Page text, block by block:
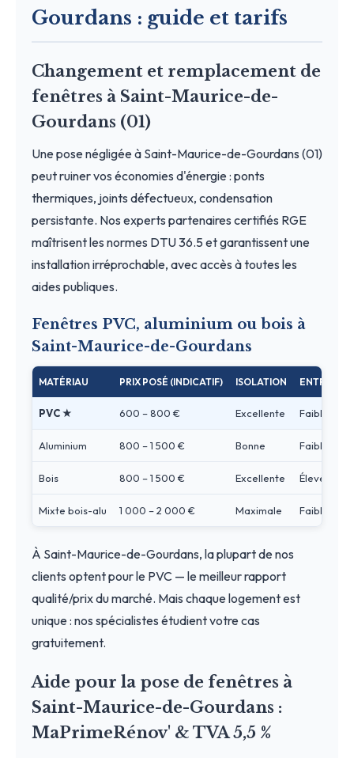
Gourdans : guide et tarifs
Changement et remplacement de
fenêtres à Saint-Maurice-de-
Gourdans (01)
Une pose négligée à Saint-Maurice-de-Gourdans (01)
peut ruiner vos économies d'énergie : ponts
thermiques, joints défectueux, condensation
persistante. Nos experts partenaires certifiés RGE
maîtrisent les normes DTU 36.5 et garantissent une
installation irréprochable, avec accès à toutes les
aides publiques.
Fenêtres PVC, aluminium ou bois à
Saint-Maurice-de-Gourdans
MATÉRIAU PRIX POSÉ (INDICATIF) ISOLATION ENTRETIEN
PVC ★ 600 – 800 € Excellente Faible
Aluminium 800 – 1 500 € Bonne Faible
Bois 800 – 1 500 € Excellente Élevé
Mixte bois-alu 1 000 – 2 000 € Maximale Faible
À Saint-Maurice-de-Gourdans, la plupart de nos
clients optent pour le PVC — le meilleur rapport
qualité/prix du marché. Mais chaque logement est
unique : nos spécialistes étudient votre cas
gratuitement.
Aide pour la pose de fenêtres à
Saint-Maurice-de-Gourdans :
MaPrimeRénov' & TVA 5,5 %